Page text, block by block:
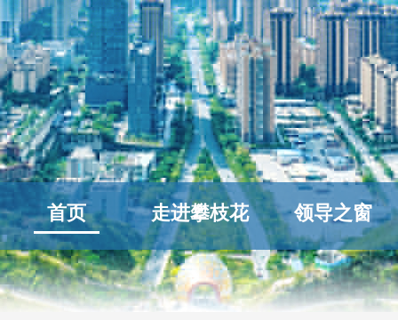
首页 走进攀枝花 领导之窗